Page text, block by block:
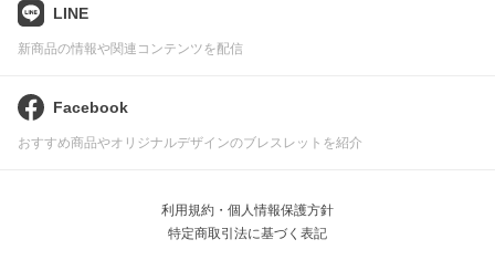
LINE
新商品の情報や関連コンテンツを配信
Facebook
おすすめ商品やオリジナルデザインのブレスレットを紹介
利用規約・個人情報保護方針
特定商取引法に基づく表記